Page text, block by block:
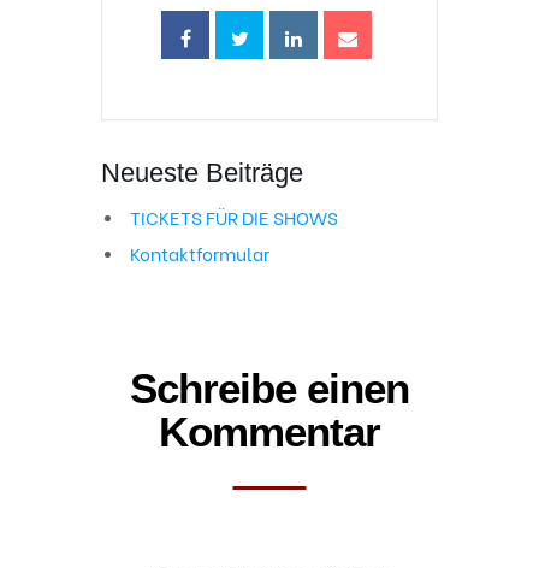
Neueste Beiträge
TICKETS FÜR DIE SHOWS
Kontaktformular
Schreibe einen
Kommentar